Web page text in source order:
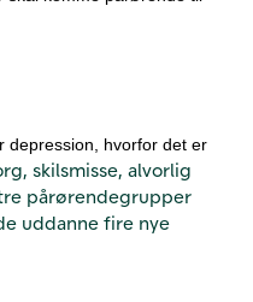
depression, hvorfor det er
skilsmisse, alvorlig
pårørendegrupper
uddanne fire nye